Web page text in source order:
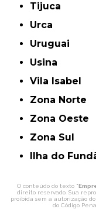
Tijuca
Urca
Uruguai
Usina
Vila Isabel
Zona Norte
Zona Oeste
Zona Sul
ilha do
O conteúdo do texto "
direito reservado. Sua
proibida sem a autorização
do Código